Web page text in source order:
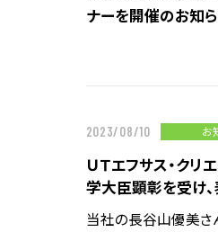
ナーを開催のお知
2023/08/10 お
ＵＴエフサス・ク
学大臣顕彰を受け
当社の長谷山優美さ